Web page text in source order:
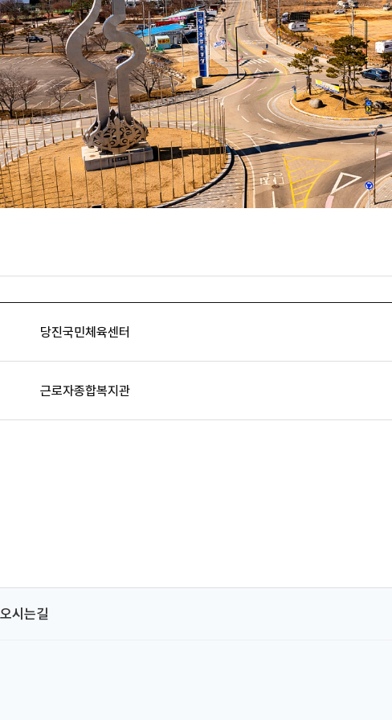
당진국민체육센터
근로자종합복지관
오시는길